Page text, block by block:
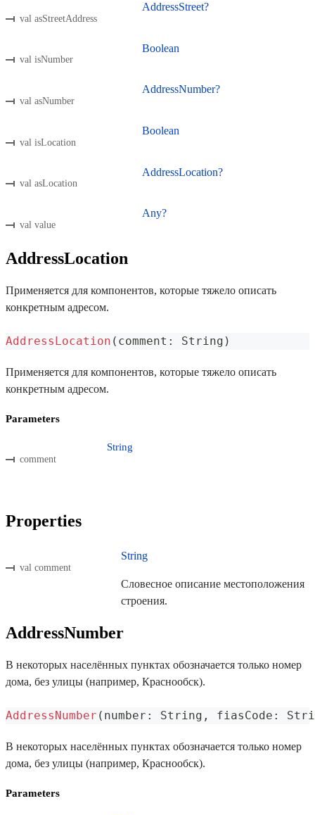
val asStreetAddress
AddressStreet?
val isNumber
Boolean
val asNumber
AddressNumber?
val isLocation
Boolean
val asLocation
AddressLocation?
val value
Any?
AddressLocation
Применяется для компонентов, которые тяжело описать
конкретным адресом.
AddressLocation ( comment : String )
Применяется для компонентов, которые тяжело описать
конкретным адресом.
Parameters
comment
String
Properties
val comment
String
Словесное описание местоположения
строения.
AddressNumber
В некоторых населённых пунктах обозначается только номер
дома, без улицы (например, Краснообск).
AddressNumber ( number : String , fiasCode :
В некоторых населённых пунктах обозначается только номер
дома, без улицы (например, Краснообск).
Parameters